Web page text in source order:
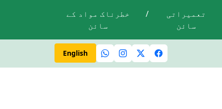
تعمیراتی
سائن
/
خطرناک مواد کے
سائن
حدِ رفتار کی پابندی کریں
English